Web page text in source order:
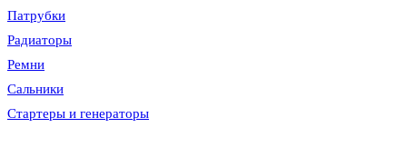
Патрубки
Радиаторы
Ремни
Сальники
Стартеры и генераторы